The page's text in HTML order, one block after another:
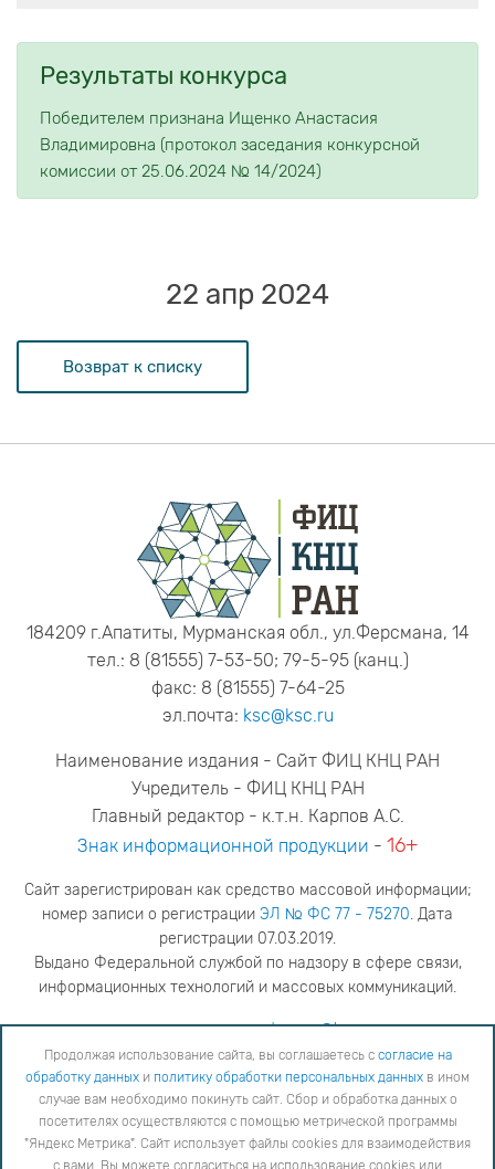
Результаты конкурса
Победителем признана Ищенко Анастасия
Владимировна (протокол заседания конкурсной
комиссии от 25.06.2024 № 14/2024)
Возврат к списку
22 апр 2024
184209 г.Апатиты, Мурманская обл., ул.Ферсмана, 14
тел.: 8 (81555) 7-53-50; 79-5-95 (канц.)
факс: 8 (81555) 7-64-25
эл.почта: ksc@ksc.ru
Наименование издания - Сайт ФИЦ КНЦ РАН
Учредитель - ФИЦ КНЦ РАН
Главный редактор - к.т.н. Карпов А.С.
Знак информационной продукции - 16+
Сайт зарегистрирован как средство массовой информации;
номер записи о регистрации ЭЛ № ФС 77 - 75270. Дата
регистрации 07.03.2019.
Выдано Федеральной службой по надзору в сфере связи,
информационных технологий и массовых коммуникаций.
адрес редакцииya.stogova@ksc.ru
телефон редакции81555-79-516
Продолжая использование сайта, вы соглашаетесь с согласие на обработку данных
обработки персональных данных
в ином случае вам необходимо покинуть сайт. Сбор и обработка
данных о посетителях осуществляются с помощью метрической программы "Яндекс Метрика".
Сайт использует файлы cookies для взаимодействия с вами. Вы можете согласиться на
использование cookies или заблокировать их использование, изменив настройки вашего интернет-
Продолжая использование сайта, вы соглашаетесь с согласие на
обработку данных и политику обработки персональных данных в ином
случае вам необходимо покинуть сайт. Сбор и обработка данных о
посетителях осуществляются с помощью метрической программы
"Яндекс Метрика". Сайт использует файлы cookies для взаимодействия
с вами. Вы можете согласиться на использование cookies или